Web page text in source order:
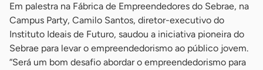
Em palestra na Fábrica de Empreendedores do Sebrae, na
Campus Party, Camilo Santos, diretor-executivo do
Instituto Ideais de Futuro, saudou a iniciativa pioneira do
Sebrae para levar o empreendedorismo ao público jovem.
“Será um bom desafio abordar o empreendedorismo para